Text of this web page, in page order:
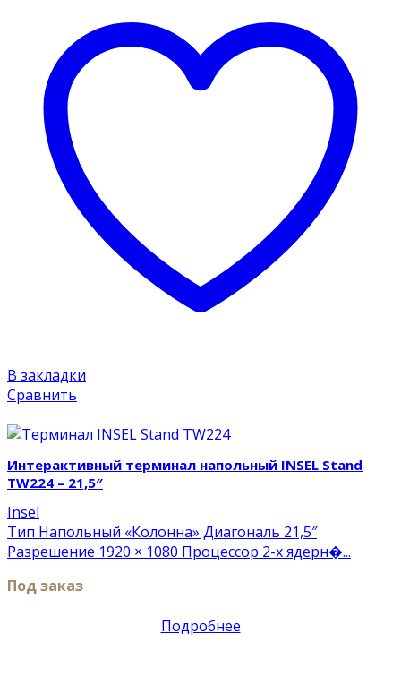
В закладки
Сравнить
Интерактивный терминал напольный INSEL Stand
TW224 – 21,5″
Insel
Тип Напольный «Колонна» Диагональ 21,5″
Разрешение 1920 × 1080 Процессор 2-х ядерн�...
Под заказ
Подробнее